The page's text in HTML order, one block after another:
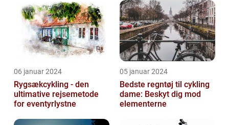
06 januar 2024
Rygsækcykling - den
ultimative rejsemetode
for eventyrlystne
05 januar 2024
Bedste regntøj til cykling
dame: Beskyt dig mod
elementerne